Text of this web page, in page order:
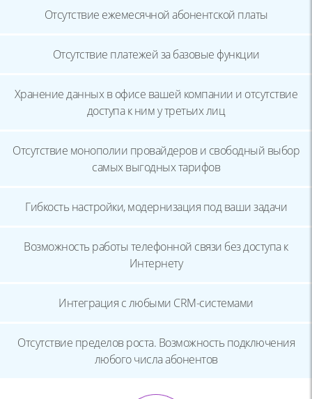
Отсутствие ежемесячной абонентской платы
Отсутствие платежей за базовые функции
Хранение данных в офисе вашей компании и отсутствие
доступа к ним у третьих лиц
Отсутствие монополии провайдеров и свободный выбор
самых выгодных тарифов
Гибкость настройки, модернизация под вашизадачи
Возможность работы телефонной связи бездоступа к
Интернету
Интеграция с любыми CRM-системами
Отсутствие пределов роста. Возможностьподключения
любого числа абонентов